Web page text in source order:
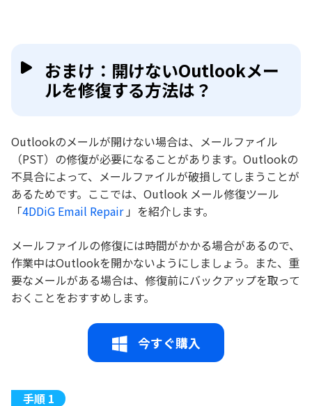
おまけ：開けないOutlookメー
ルを修復する方法は？
Outlookのメールが開けない場合は、メールファイル
（PST）の修復が必要になることがあります。Outlookの
不具合によって、メールファイルが破損してしまうことが
あるためです。ここでは、Outlook メール修復ツール
「4DDiG Email Repair」を紹介します。
メールファイルの修復には時間がかかる場合があるので、
作業中はOutlookを開かないようにしましょう。また、重
要なメールがある場合は、修復前にバックアップを取って
おくことをおすすめします。
今すぐ購入